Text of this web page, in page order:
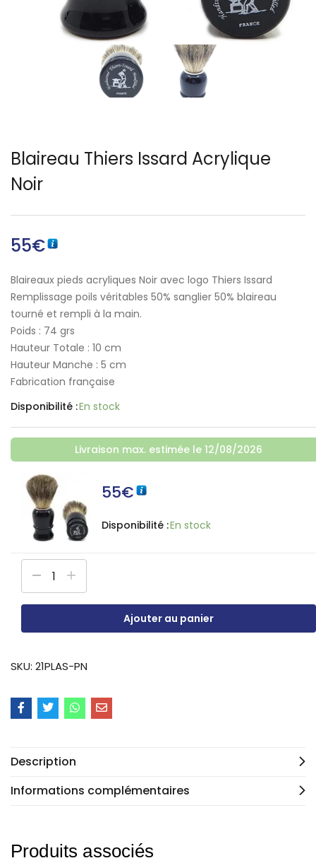
Français)
Blaireau Thiers Issard Acrylique
Noir
55€
Blaireaux pieds acryliques Noir avec logo Thiers Issard
Remplissage poils véritables 50% sanglier 50% blaireau
tourné et rempli à la main.
Poids : 74 grs
Hauteur Totale : 10 cm
Hauteur Manche : 5 cm
Fabrication française
Disponibilité :En stock
Livraison max. estimée le 12/08/2026
55€
Disponibilité :En stock
Ajouter au panier
SKU: 21PLAS-PN
Description
Informations complémentaires
Produits associés